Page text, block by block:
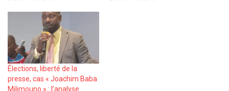
Élections, liberté de la
presse, cas « Joachim Baba
Milimouno » : l’analyse